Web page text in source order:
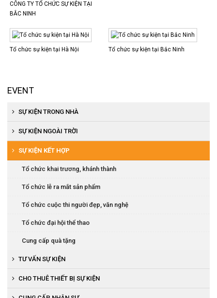
CÔNG TY TỔ CHỨC SỰ KIỆN TẠI
BẮC NINH
Tổ chức sự kiện tại Hà Nội Tổ chức sự kiện tại Bắc Ninh
EVENT
SỰ KIỆN TRONG NHÀ
Tổ chức khai trương, khánh thành
Tổ chức hội nghị khách hàng
Tổ chức họp báo, ra mắt sản phẩm
Tổ chức tiệc cuối năm
Tổ chức hội thi văn nghệ
SỰ KIỆN NGOÀI TRỜI
Tổ chức khánh thành, khai trương
Tổ chức lễ động thổ
Tổ chức lễ đón bằng văn hóa
Tổ chức lễ đón bằng di tích
Tổ chức lễ đón bằng trường chuẩn
Tổ chức lễ hội văn hóa
Tổ chức trung thu
Tổ chức đại hội thể thao
Tổ chức tiệc cuối năm
SỰ KIỆN KẾT HỢP
Tổ chức khai trương, khánh thành
Tổ chức lễ ra mắt sản phẩm
Tổ chức cuộc thi người đẹp, văn nghệ
Tổ chức đại hội thể thao
Cung cấp quà tặng
TƯ VẤN SỰ KIỆN
CHO THUÊ THIẾT BỊ SỰ KIỆN